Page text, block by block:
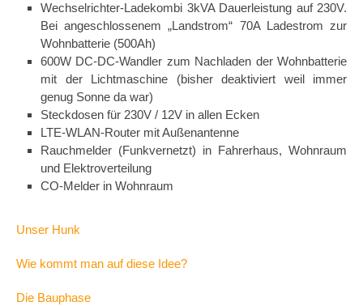
Wechselrichter-Ladekombi 3kVA Dauerleistung auf 230V.
Bei angeschlossenem „Landstrom“ 70A Ladestrom zur
Wohnbatterie (500Ah)
600W DC-DC-Wandler zum Nachladen der Wohnbatterie
mit der Lichtmaschine (bisher deaktiviert weil immer
genug Sonne da war)
Steckdosen für 230V / 12V in allen Ecken
LTE-WLAN-Router mit Außenantenne
Rauchmelder (Funkvernetzt) in Fahrerhaus, Wohnraum
und Elektroverteilung
CO-Melder in Wohnraum
Unser Hunk
Wie kommt man auf diese Idee?
Die Bauphase